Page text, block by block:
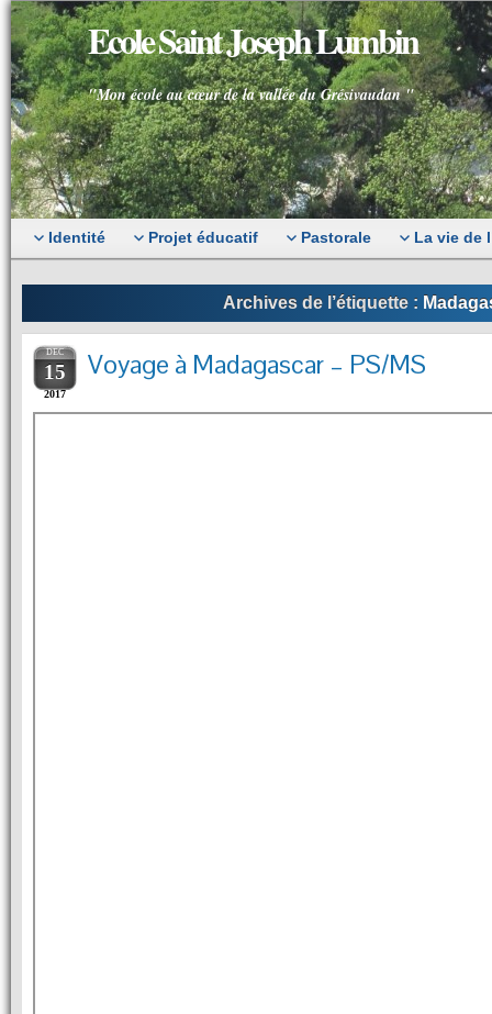
Ecole Saint Joseph Lumbin
"Mon école au cœur de la vallée du Grésivaudan "
Identité Projet éducatif Pastorale La vie de
Archives de l’étiquette :
DEC
15
2017
Voyage à Madagascar – PS/MS